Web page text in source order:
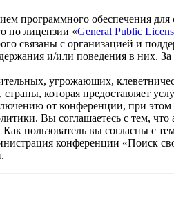
программного обеспечения
по лицензии «General Public
связаны с организацией и
и/или поведения в них.
угрожающих,
которая предоставляет
от конференции, при этом
Вы соглашаетесь с тем,
пользователь вы согласны с
конференции «Поиск